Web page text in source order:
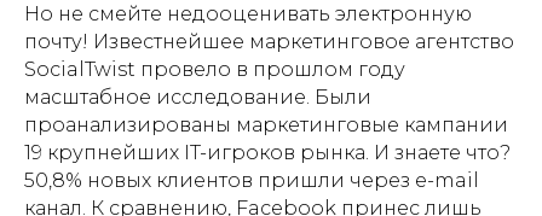
Но не смейте недооценивать электронную
почту! Известнейшее маркетинговое агентство
SocialTwist провело в прошлом году
масштабное исследование. Были
проанализированы маркетинговые кампании
19 крупнейших IT-игроков рынка. И знаете что?
50,8% новых клиентов пришли через e-mail
канал. К сравнению, Facebook принес лишь